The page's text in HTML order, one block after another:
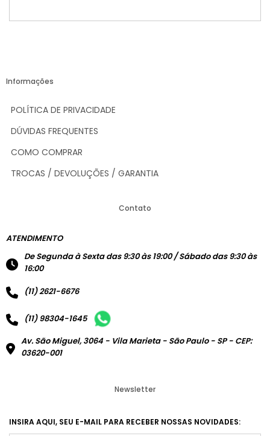
Informações
POLÍTICA DE PRIVACIDADE
DÚVIDAS FREQUENTES
COMO COMPRAR
TROCAS / DEVOLUÇÕES / GARANTIA
Contato
ATENDIMENTO
De Segunda à Sexta das 9:30 às 19:00 / Sábado das 9:30 às
16:00
(11) 2621-6676
(11) 98304-1645
Av. São Miguel, 3064 - Vila Marieta - São Paulo - SP - CEP:
03620-001
Newsletter
INSIRA AQUI, SEU E-MAIL PARA RECEBER NOSSAS NOVIDADES: